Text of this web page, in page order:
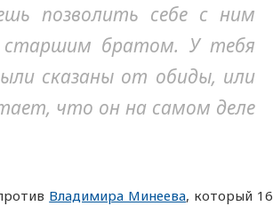
позволить себе с ним
старшим братом. У тебя
сказаны от обиды, или
что он на самом деле
Владимира Минеева, который 16